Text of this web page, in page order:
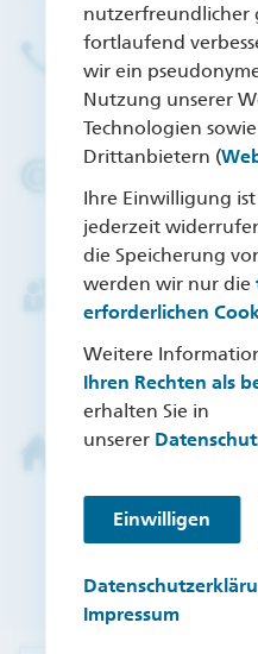
nutzerfreundlicher
fortlaufend
wir ein
Nutzung unserer
Technologien
Drittanbietern (
Ihre Einwilligung
jederzeit
die Speicherung
werden wir nur die
erforderlichen
Weitere
Ihren Rechten als
erhalten Sie in
unserer
Einwilligen
Impressum
BHW Servicehotline
(05151) 18-6700
Schreiben Sie uns an
Termin in der Filiale
Postbank Filiale
Termin Zuhause
Postbank